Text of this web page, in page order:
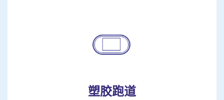
塑胶跑道